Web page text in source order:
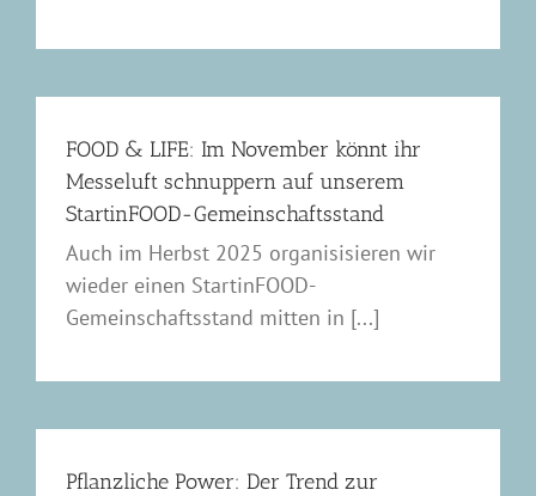
FOOD & LIFE: Im November könnt ihr
Messeluft schnuppern auf unserem
StartinFOOD-Gemeinschaftsstand
Auch im Herbst 2025 organisisieren wir
wieder einen StartinFOOD-
Gemeinschaftsstand mitten in [...]
Pflanzliche Power: Der Trend zur